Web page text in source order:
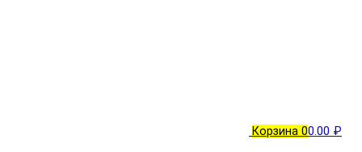
Корзина 00.00 ₽